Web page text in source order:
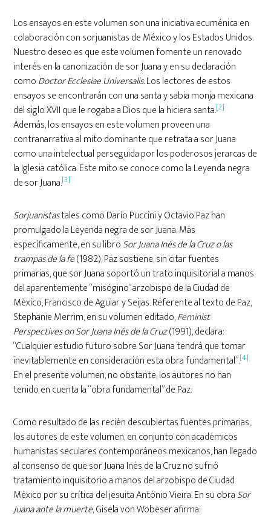
Los ensayos en este volumen son una iniciativa ecuménica en
colaboración con sorjuanistas de México y los Estados Unidos.
Nuestro deseo es que este volumen fomente un renovado
interés en la canonización de sor Juana y en su declaración
comoDoctor Ecclesiae Universalis.Los lectores de estos
ensayos se encontrarán con una santa y sabia monja mexicana
del siglo XVII que le rogaba a Dios que la hiciera santa.[2]
Además, los ensayos en este volumen proveen una
contranarrativa al mito dominante que retrata a sor Juana
como una intelectual perseguida por los poderosos jerarcas de
la Iglesia católica. Este mito se conoce como la Leyenda negra
de sor Juana.[3]
Sorjuanistastales como Darío Puccini y Octavio Paz han
promulgado la Leyenda negra de sor Juana. Más
específicamente, en su libroSor Juana Inés de la Cruz o las
trampas de la fe(1982), Paz sostiene, sin citar fuentes
primarias, que sor Juana soportó un trato inquisitorial a manos
del aparentemente “misógino” arzobispo de la Ciudad de
México, Francisco de Aguiar y Seijas. Referente al texto de Paz,
Stephanie Merrim, en su volumen editado,Feminist
Perspectives on Sor Juana Inés de la Cruz(1991), declara:
“Cualquier estudio futuro sobre Sor Juana tendrá que tomar
inevitablemente en consideración esta obra fundamental”.[4]
En el presente volumen, no obstante, los autores no han
tenido en cuenta la “obra fundamental” de Paz.
Como resultado de las recién descubiertas fuentes primarias,
los autores de este volumen, en conjunto con académicos
humanistas seculares contemporáneos mexicanos, han llegado
al consenso de que sor Juana Inés de la Cruz no sufrió
tratamiento inquisitorio a manos del arzobispo de Ciudad
México por su crítica del jesuita António Vieira. En su obraSor
Juana ante la muerte, Gisela von Wobeser afirma: